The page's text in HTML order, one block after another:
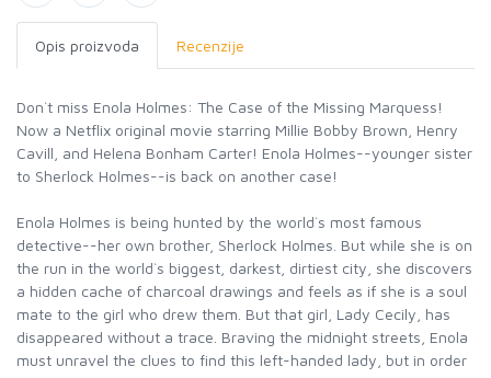
Opis proizvoda Recenzije
Don`t miss Enola Holmes: The Case of the Missing Marquess!
Now a Netflix original movie starring Millie Bobby Brown, Henry
Cavill, and Helena Bonham Carter! Enola Holmes--younger sister
to Sherlock Holmes--is back on another case!
Enola Holmes is being hunted by the world`s most famous
detective--her own brother, Sherlock Holmes. But while she is on
the run in the world`s biggest, darkest, dirtiest city, she discovers
a hidden cache of charcoal drawings and feels as if she is a soul
mate to the girl who drew them. But that girl, Lady Cecily, has
disappeared without a trace. Braving the midnight streets, Enola
must unravel the clues to find this left-handed lady, but in order